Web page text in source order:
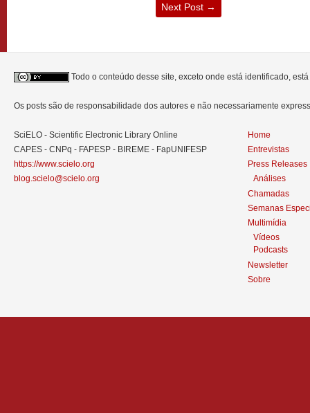
Next Post →
Todo o conteúdo desse site, exceto onde está identificado,
Os posts são de responsabilidade dos autores e não necessariamente
SciELO - Scientific Electronic Library Online
CAPES - CNPq - FAPESP - BIREME - FapUNIFESP
https://www.scielo.org
blog.scielo@scielo.org
Home
Entrevistas
Press Releases
Análises
Chamadas
Semanas
Multimídia
Vídeos
Podcasts
Newsletter
Sobre